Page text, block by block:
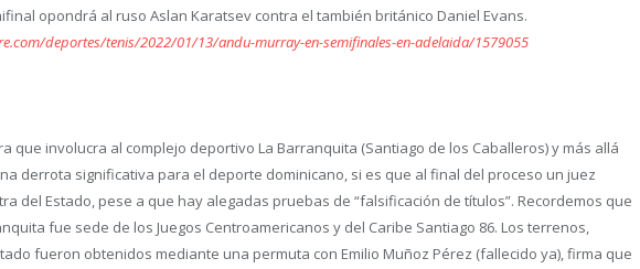
opondrá al ruso Aslan Karatsev contra el también británico Daniel Evans.
deportes/tenis/2022/01/13/andu-murray-en-semifinales-en-adelaida/1579055
que involucra al complejo deportivo La Barranquita (Santiago de los Caballeros) y más allá
derrota significativa para el deporte dominicano, si es que al final del proceso un juez
del Estado, pese a que hay alegadas pruebas de “falsificación de títulos”. Recordemos que
fue sede de los Juegos Centroamericanos y del Caribe Santiago 86. Los terrenos,
fueron obtenidos mediante una permuta con Emilio Muñoz Pérez (fallecido ya), firma que